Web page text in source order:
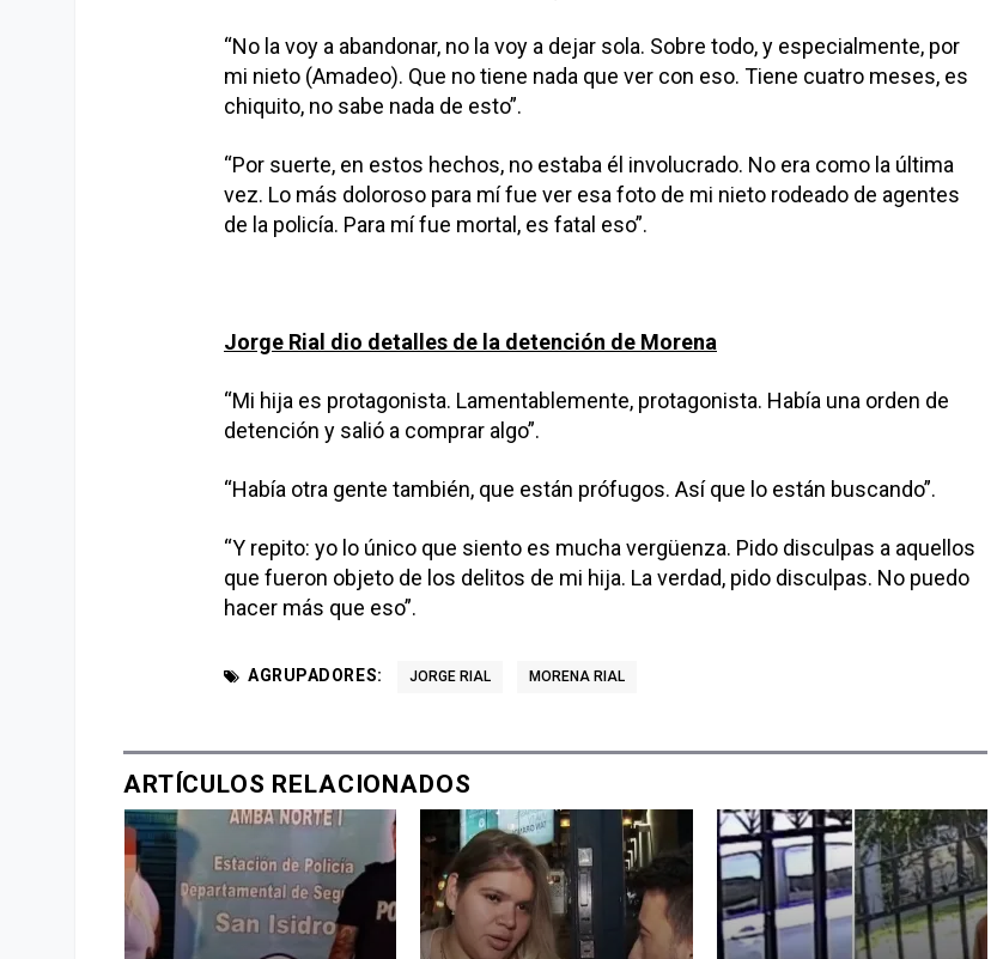
“No la voy a abandonar, no la voy a dejar sola. Sobre todo, y especialmente, por
mi nieto (Amadeo). Que no tiene nada que ver con eso. Tiene cuatro meses, es
chiquito, no sabe nada de esto”.
“Por suerte, en estos hechos, no estaba él involucrado. No era como la última
vez. Lo más doloroso para mí fue ver esa foto de mi nieto rodeado de agentes
de la policía. Para mí fue mortal, es fatal eso”.
Jorge Rial dio detalles de la detención de Morena
“Mi hija es protagonista. Lamentablemente, protagonista. Había una orden de
detención y salió a comprar algo”.
“Había otra gente también, que están prófugos. Así que lo están buscando”.
“Y repito: yo lo único que siento es mucha vergüenza. Pido disculpas a aquellos
que fueron objeto de los delitos de mi hija. La verdad, pido disculpas. No puedo
hacer más que eso”.
AGRUPADORES: JORGE RIAL MORENA RIAL
ARTÍCULOS RELACIONADOS